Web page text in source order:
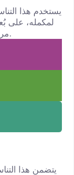
يستخدم هذا
مرونة أكبر من التناسق المكمل التقليدي.